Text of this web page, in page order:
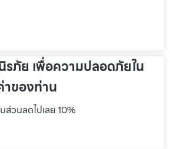
รภัย เพื่อความปลอดภัยใน
ของท่าน
ส่วนลดไปเลย 10%